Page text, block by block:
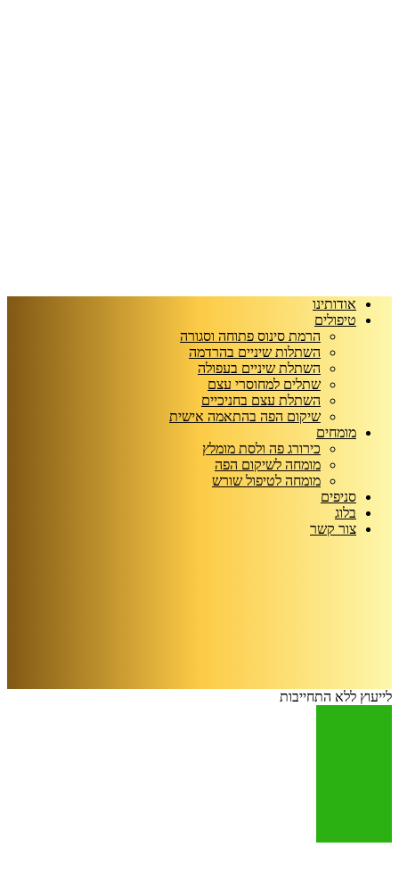
אודותינו
טיפולים
הרמת סינוס פתוחה וסגורה
השתלות שיניים בהרדמה
השתלת שיניים בעפולה
שתלים למחוסרי עצם
השתלת עצם בחניכיים
שיקום הפה בהתאמה אישית
מומחים
כירורג פה ולסת מומלץ
מומחה לשיקום הפה
מומחה לטיפול שורש
סניפים
בלוג
צור קשר
לייעוץ ללא התחייבות